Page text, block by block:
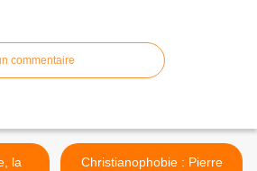
commentaire
Christianophobie : Pierre